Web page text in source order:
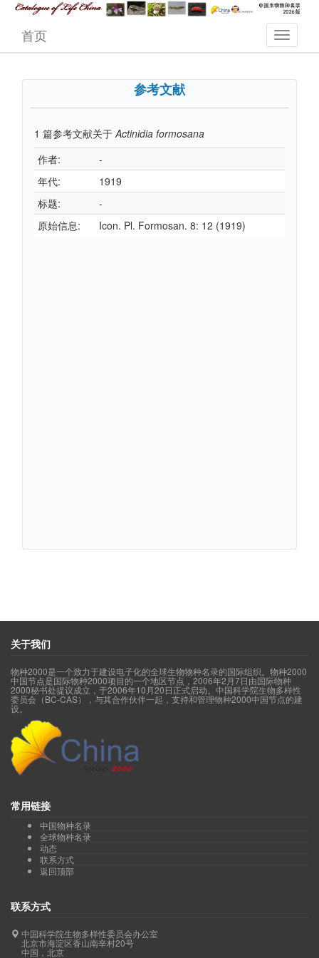
首页
参考文献
1 篇参考文献关于 Actinidia formosana
作者:
-
年代:
1919
标题:
-
原始信息:
Icon. Pl. Formosan. 8: 12 (1919)
关于我们
物种2000是一个致力于建设电子化的全球生物物种名录的国际组织。物种2000
中国节点是国际物种2000项目的一个地区节点，2006年2月7日由国际物种
2000秘书处提议成立，于2006年10月20日正式启动。中国科学院生物多样性
委员会（BC-CAS），与其合作伙伴一起，支持和管理物种2000中国节点的建
设。
常用链接
中国物种名录
全球物种名录
动态
联系方式
返回顶部
联系方式
中国科学院生物多样性委员会办公室
北京市海淀区香山南辛村20号
中国，北京